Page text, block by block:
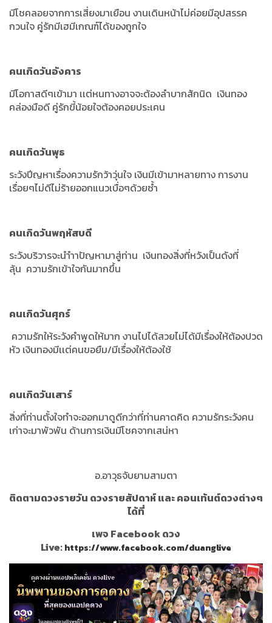
มีโชคลอยจากการเสี่ยงมาเยือน งานเดินหน้าไม่ค่อยมีอุปสรรค
กวนใจ คู่รักมีเฮมีเกณฑ์ได้ของถูกใจ
คนเกิดวันอังคาร
มีโอกาสดีๆเข้ามา เเต่หนทางอาจจะต้องลำบากสักนิด เงินทอง
คล่องมือดี คู่รักขี้น้อยใจต้องคอยประเคน
คนเกิดวันพุธ
ระวังปีญหาเรื่องความรักว้าวุ่นใจ เงินมีเข้ามาหลายทาง การงาน
เรื่อยๆไม่ดีไม่ร้ายออกแนวเบื่อๆด้วยซ้ำ
คนเกิดวันพฤหัสบดี
ระวังบริวารจะนำำาปัญหามาสู่ท่าน เงินทองสิ่งที่หวังเป็นดังที่
ลุ้น ความรักเข้าใจกันมากขึ้น
คนเกิดวันศุกร์
ความรักให้ระวังคำพูดให้มาก งานไปได้สวยไม่ได้มีเรื่องให้ต้องปวด
หัว เงินทองมีเเต่คนขอยืม/มีเรื่องให้ต้องใช้
คนเกิดวันเสาร์
สิ่งที่ท่านตั้งใจทำจะออกมาดูดีกว่าที่ท่านคาดคิด ความรักระวังคน
เก่าจะมาพัวพัน ด้านการเงินมีโชคจากเสน่หา
อ.อาวุธจับยามสามตา
ติดตามดวงรายวัน ดวงรายสัปดาห์ และ คอนเท้นต์ดวงต่างๆ
ได้ที่
เพจ Facebook ดวง
Live:https://www.facebook.com/duanglive